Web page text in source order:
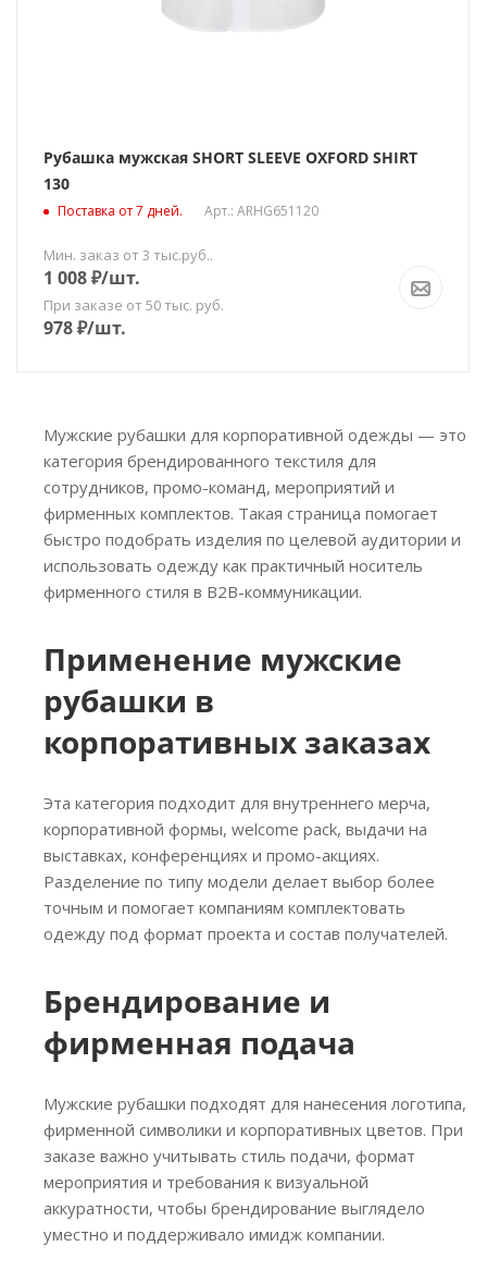
Рубашка мужская SHORT SLEEVE OXFORD SHIRT
130
Поставка от 7 дней. Арт.: ARHG651120
Мин. заказ от 3 тыс.руб..
1 008₽/шт.
При заказе от 50 тыс. руб.
978₽/шт.
Мужские рубашки для корпоративной одежды — это
категория брендированного текстиля для
сотрудников, промо-команд, мероприятий и
фирменных комплектов. Такая страница помогает
быстро подобрать изделия по целевой аудитории и
использовать одежду как практичный носитель
фирменного стиля в B2B-коммуникации.
Применение мужские
рубашки в
корпоративных заказах
Эта категория подходит для внутреннего мерча,
корпоративной формы, welcome pack, выдачи на
выставках, конференциях и промо-акциях.
Разделение по типу модели делает выбор более
точным и помогает компаниям комплектовать
одежду под формат проекта и состав получателей.
Брендирование и
фирменная подача
Мужские рубашки подходят для нанесения логотипа,
фирменной символики и корпоративных цветов. При
заказе важно учитывать стиль подачи, формат
мероприятия и требования к визуальной
аккуратности, чтобы брендирование выглядело
уместно и поддерживало имидж компании.